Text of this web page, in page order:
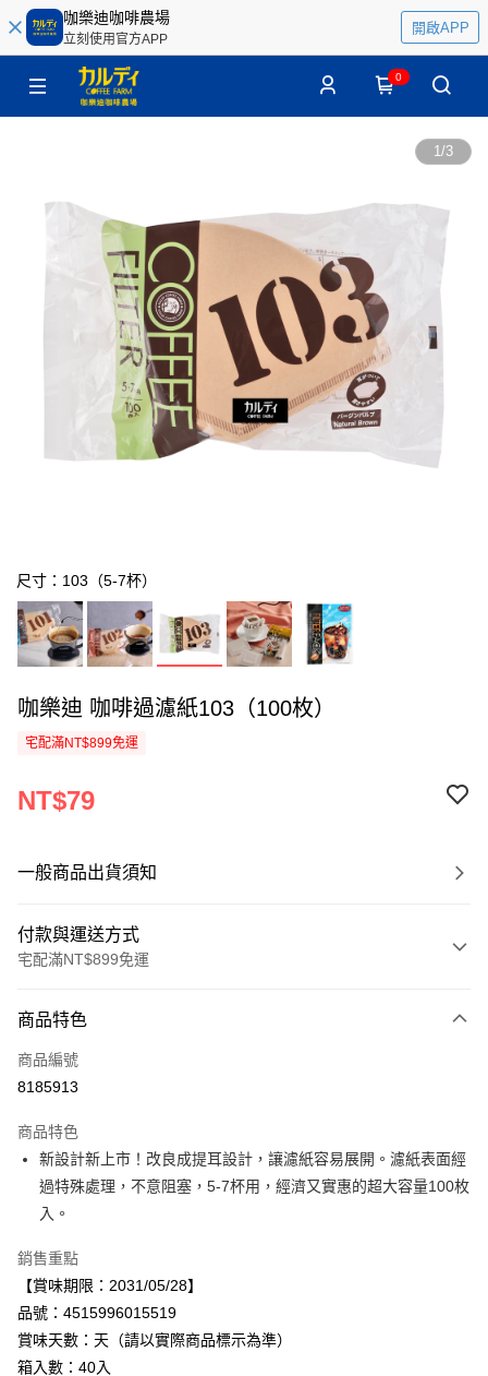
咖樂迪咖啡農場
立刻使用官方APP
開啟APP
0
1/3
尺寸：103（5-7杯）
咖樂迪 咖啡過濾紙103（100枚）
宅配滿NT$899免運
NT$79
一般商品出貨須知
付款與運送方式
宅配滿NT$899免運
信用卡一次付款
LINE Pay
街口支付
悠遊付
全盈+PAY
AFTEE先享後付
相關說明
【關於「AFTEE先享後付」】
商品特色
商品編號
8185913
商品特色
新設計新上市！改良成提耳設計，讓濾紙容易展開。濾紙表面經
過特殊處理，不意阻塞，5-7杯用，經濟又實惠的超大容量100枚
入。
銷售重點
【賞味期限：2031/05/28】
品號：4515996015519
賞味天數：天（請以實際商品標示為準）
箱入數：40入